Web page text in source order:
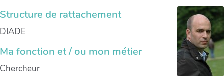
Structure de rattachement
DIADE
Ma fonction et / ou mon métier
Chercheur